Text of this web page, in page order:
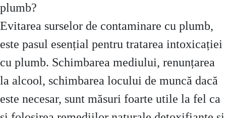
plumb?
Evitarea surselor de contaminare cu plumb,
este pasul esențial pentru tratarea intoxicației
cu plumb. Schimbarea mediului, renunțarea
la alcool, schimbarea locului de muncă dacă
este necesar, sunt măsuri foarte utile la fel ca